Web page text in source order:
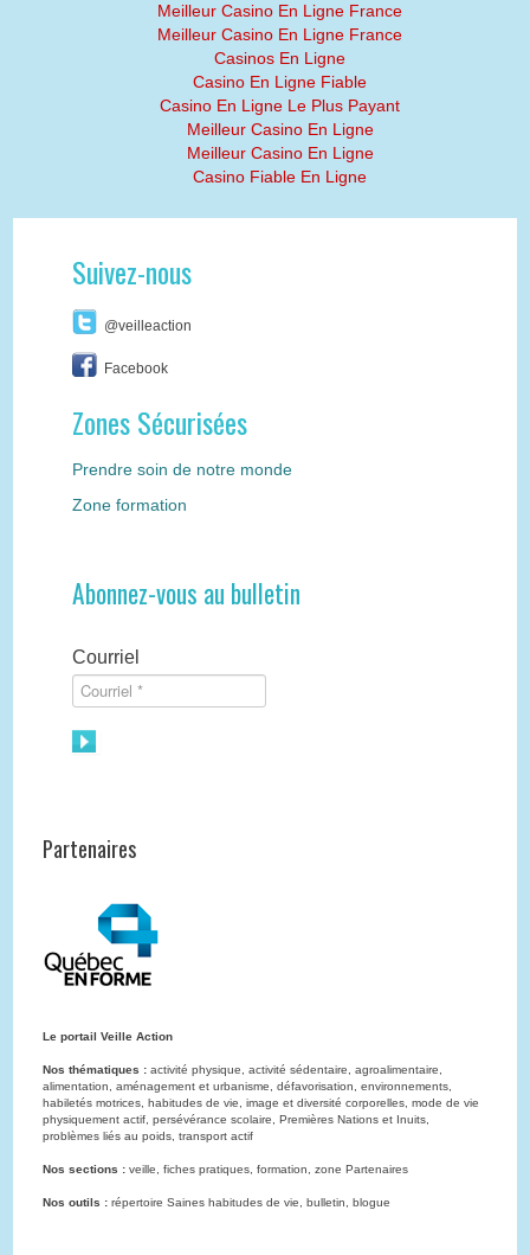
Meilleur Casino En Ligne France
Meilleur Casino En Ligne France
Casinos En Ligne
Casino En Ligne Fiable
Casino En Ligne Le Plus Payant
Meilleur Casino En Ligne
Meilleur Casino En Ligne
Casino Fiable En Ligne
Suivez-nous
@veilleaction
Facebook
Zones Sécurisées
Prendre soin de notre monde
Zone formation
Abonnez-vous au bulletin
Courriel
Partenaires
Le portail Veille Action
Nos thématiques : activité physique, activité sédentaire, agroalimentaire,
alimentation, aménagement et urbanisme, défavorisation, environnements,
habiletés motrices, habitudes de vie, image et diversité corporelles, mode de vie
physiquement actif, persévérance scolaire, Premières Nations et Inuits,
problèmes liés au poids, transport actif
Nos sections : veille, fiches pratiques, formation, zone Partenaires
Nos outils : répertoire Saines habitudes de vie, bulletin, blogue